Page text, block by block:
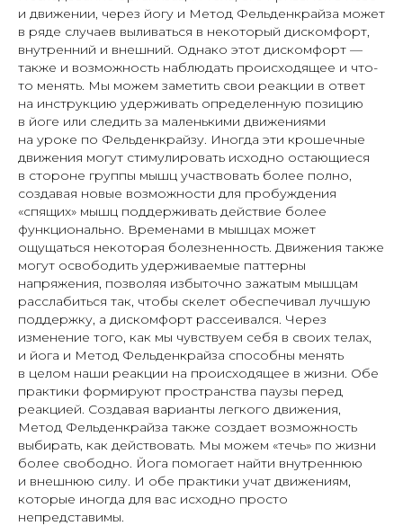
и движении, через йогу и Метод Фельденкрайза может
в ряде случаев выливаться в некоторый дискомфорт,
внутренний и внешний. Однако этот дискомфорт —
также и возможность наблюдать происходящее и что-
то менять. Мы можем заметить свои реакции в ответ
на инструкцию удерживать определенную позицию
в йоге или следить за маленькими движениями
на уроке по Фельденкрайзу. Иногда эти крошечные
движения могут стимулировать исходно остающиеся
в стороне группы мышц участвовать более полно,
создавая новые возможности для пробуждения
«спящих» мышц поддерживать действие более
функционально. Временами в мышцах может
ощущаться некоторая болезненность. Движения также
могут освободить удерживаемые паттерны
напряжения, позволяя избыточно зажатым мышцам
расслабиться так, чтобы скелет обеспечивал лучшую
поддержку, а дискомфорт рассеивался. Через
изменение того, как мы чувствуем себя в своих телах,
и йога и Метод Фельденкрайза способны менять
в целом наши реакции на происходящее в жизни. Обе
практики формируют пространства паузы перед
реакцией. Создавая варианты легкого движения,
Метод Фельденкрайза также создает возможность
выбирать, как действовать. Мы можем «течь» по жизни
более свободно. Йога помогает найти внутреннюю
и внешнюю силу. И обе практики учат движениям,
которые иногда для вас исходно просто
непредставимы.